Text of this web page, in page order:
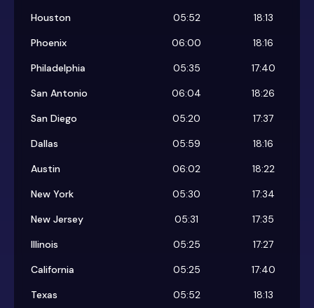
Houston
05:52
18:13
Phoenix
06:00
18:16
Philadelphia
05:35
17:40
San Antonio
06:04
18:26
San Diego
05:20
17:37
Dallas
05:59
18:16
Austin
06:02
18:22
New York
05:30
17:34
New Jersey
05:31
17:35
Illinois
05:25
17:27
California
05:25
17:40
Texas
05:52
18:13